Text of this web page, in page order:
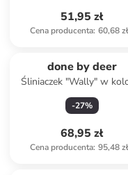
51,95 zł
Cena producenta: 60,68 zł
done by deer
Śliniaczek "Wally" w
błękitnym z rękawami
-27%
68,95 zł
Cena producenta: 95,48 zł